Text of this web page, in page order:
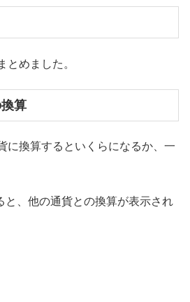
とめました。
算
に換算するといくらになるか、一
と、他の通貨との換算が表示され